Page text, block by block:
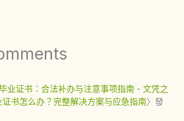
业证书：合法补办与注意事项指南 - 文凭之
书怎么办？完整解决方案与应急指南〉發